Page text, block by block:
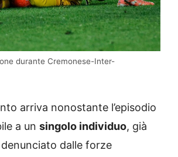
durante Cremonese-Inter-
arriva nonostante l’episodio
a un singolo individuo, già
dalle forze